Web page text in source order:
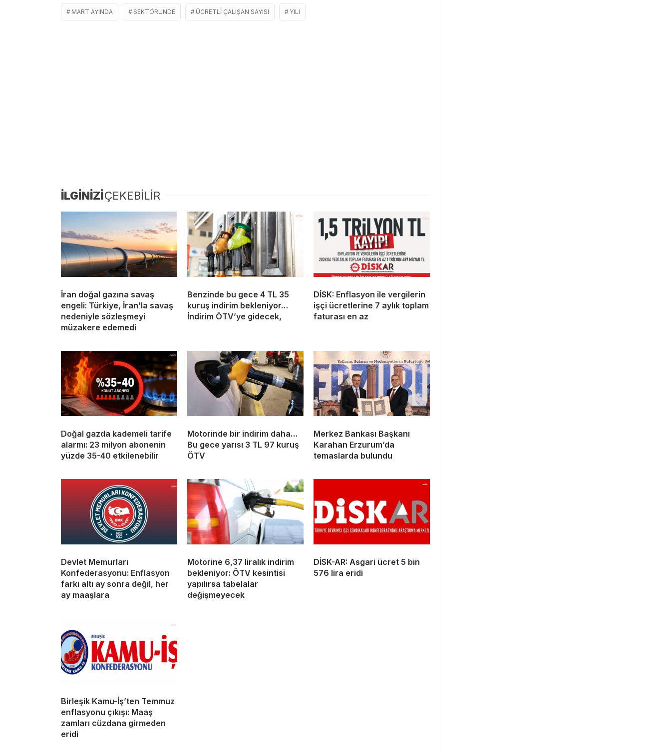
MART AYINDA SEKTÖRÜNDE ÜCRETLI ÇALIŞAN SAYISI YILI
İLGİNİZİÇEKEBİLİR
İran doğal gazına savaş
engeli: Türkiye, İran’la savaş
nedeniyle sözleşmeyi
müzakere edemedi
Benzinde bu gece 4 TL 35
kuruş indirim bekleniyor…
İndirim ÖTV’ye gidecek,
DİSK: Enflasyon ile vergilerin
işçi ücretlerine 7 aylık toplam
faturası en az
Doğal gazda kademeli tarife
alarmı: 23 milyon abonenin
yüzde 35-40 etkilenebilir
Motorinde bir indirim daha…
Bu gece yarısı 3 TL 97 kuruş
ÖTV
Merkez Bankası Başkanı
Karahan Erzurum’da
temaslarda bulundu
Devlet Memurları
Konfederasyonu: Enflasyon
farkı altı ay sonra değil, her
ay maaşlara
Motorine 6,37 liralık indirim
bekleniyor: ÖTV kesintisi
yapılırsa tabelalar
değişmeyecek
DİSK-AR: Asgari ücret 5 bin
576 lira eridi
Birleşik Kamu-İş’ten Temmuz
enflasyonu çıkışı: Maaş
zamları cüzdana girmeden
eridi